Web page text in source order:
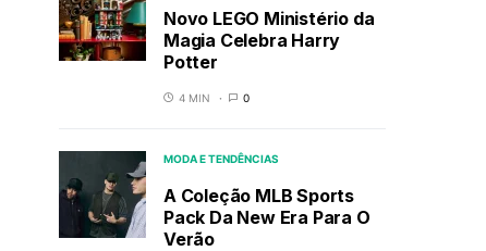
Novo LEGO Ministério da
Magia Celebra Harry
Potter
4 MIN 0
MODA E TENDÊNCIAS
A Coleção MLB Sports
Pack Da New Era Para O
Verão